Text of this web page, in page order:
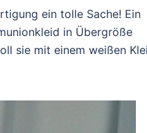
ein tolle Sache! Ein
in Übergröße
sie mit einem weißen